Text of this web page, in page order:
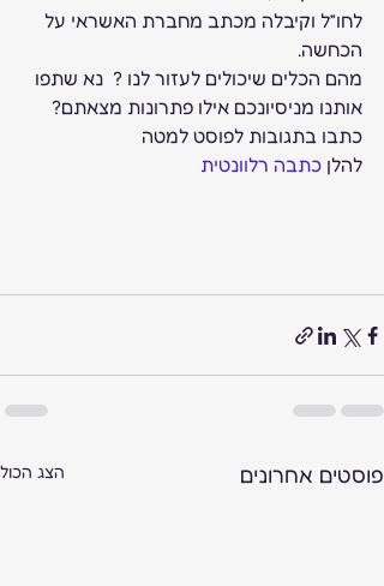
לחו”ל וקיבלה מכתב מחברת האשראי על
הכחשה.
מהם הכלים שיכולים לעזור לנו ?  נא שתפו
אותנו מניסיונכם אילו פתרונות מצאתם?
כתבו בתגובות לפוסט למטה
להלן כתבה רלוונטית
פוסטים אחרונים הצג הכול